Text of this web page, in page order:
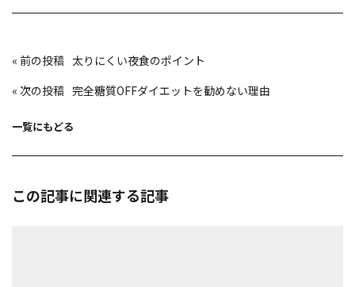
投
稿
ゲ
ョ
«
太りにくい夜食のポイント
«
完全糖質OFFダイエットを勧めない理由
一覧にもどる
この記事に関連する記事